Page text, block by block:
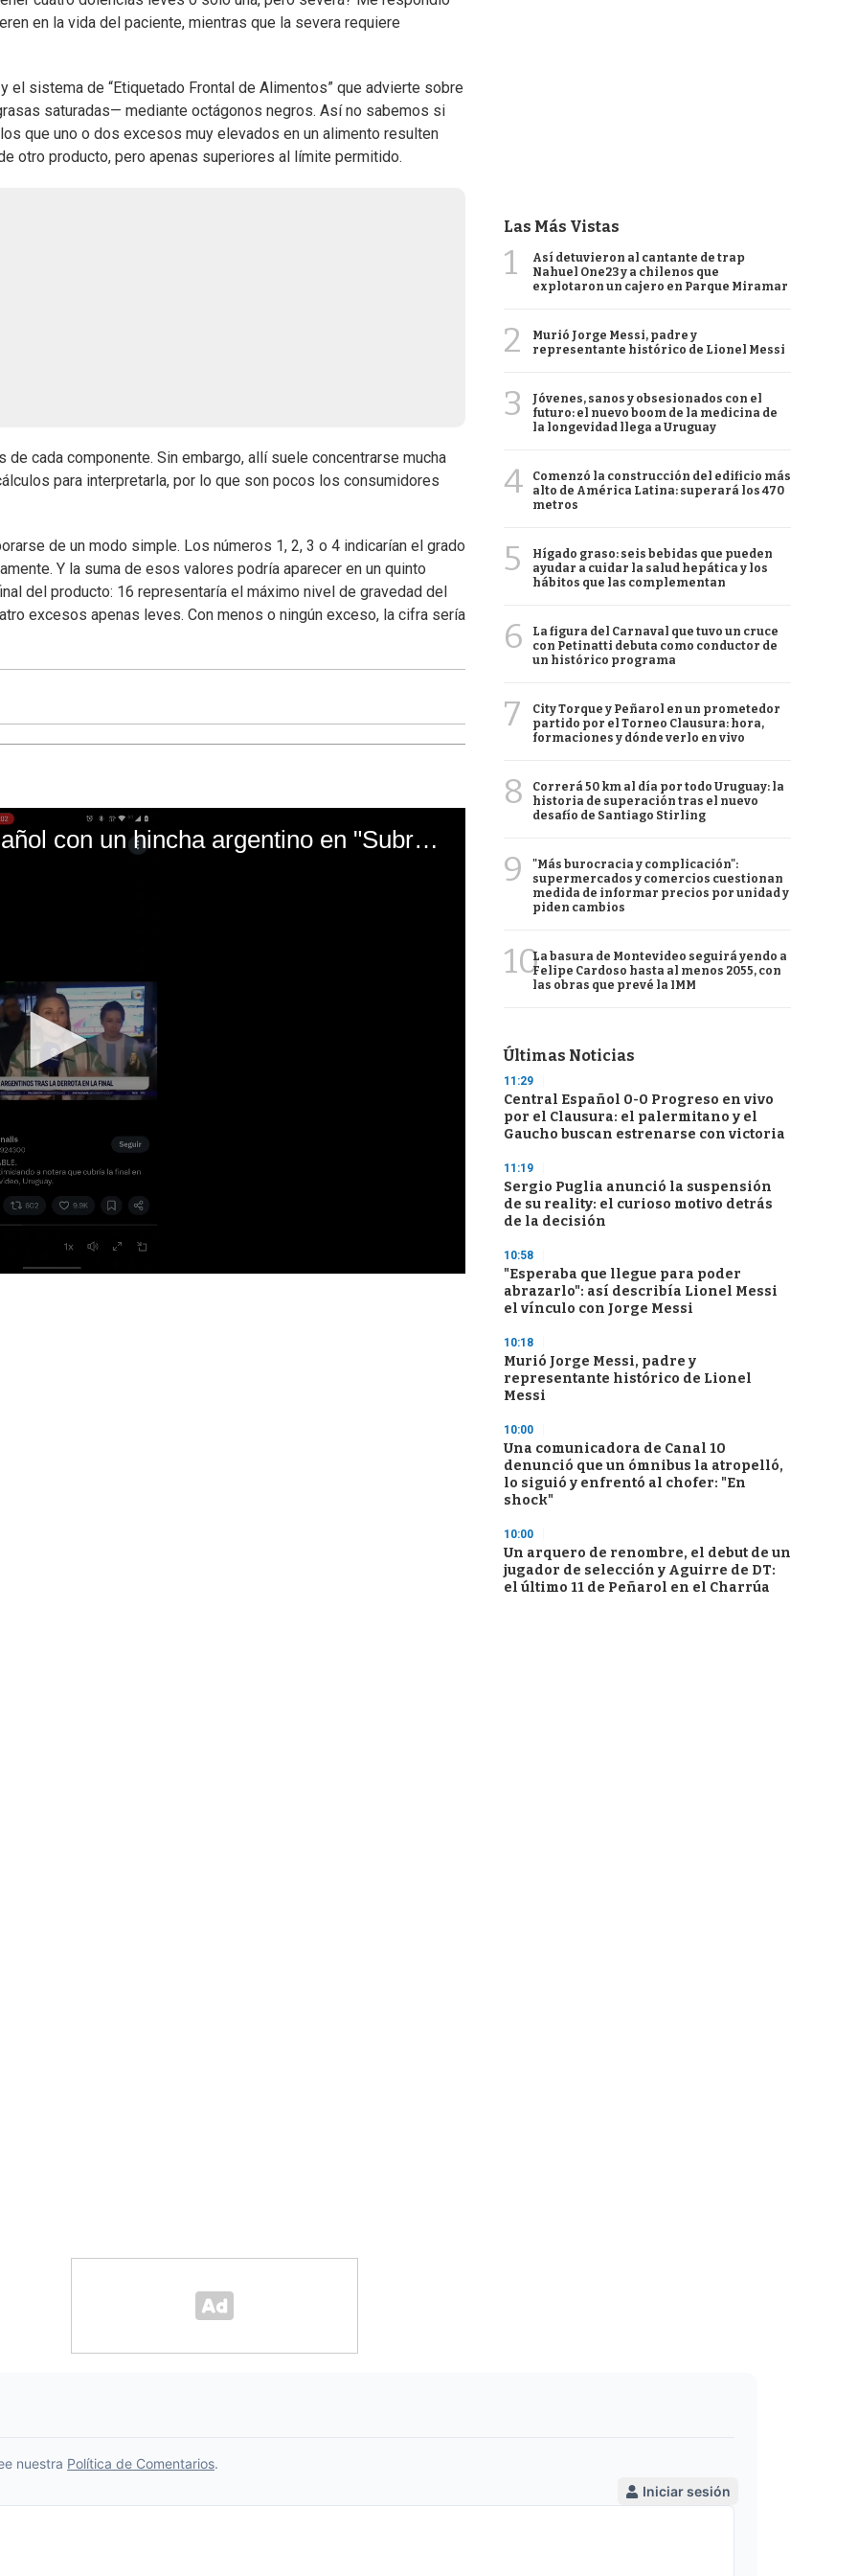
en la vida del paciente, mientras que la severa requiere
el sistema de “Etiquetado Frontal de Alimentos” que advierte sobre
saturadas— mediante octágonos negros. Así no sabemos si
que uno o dos excesos muy elevados en un alimento resulten
otro producto, pero apenas superiores al límite permitido.
cada componente. Sin embargo, allí suele concentrarse mucha
para interpretarla, por lo que son pocos los consumidores
de un modo simple. Los números 1, 2, 3 o 4 indicarían el grado
Y la suma de esos valores podría aparecer en un quinto
del producto: 16 representaría el máximo nivel de gravedad del
excesos apenas leves. Con menos o ningún exceso, la cifra sería
El mal momento de Yanina Gasañol con un hincha argentino en "Subrayado"
Las Más Vistas
1
Así detuvieron al cantante de trap
Nahuel One23 y a chilenos que
explotaron un cajero en Parque Miramar
2
Murió Jorge Messi, padre y
representante histórico de Lionel Messi
3
Jóvenes, sanos y obsesionados con el
futuro: el nuevo boom de la medicina de
la longevidad llega a Uruguay
4
Comenzó la construcción del edificio más
alto de América Latina: superará los 470
metros
5
Hígado graso: seis bebidas que pueden
ayudar a cuidar la salud hepática y los
hábitos que las complementan
6
La figura del Carnaval que tuvo un cruce
con Petinatti debuta como conductor de
un histórico programa
7
City Torque y Peñarol en un prometedor
partido por el Torneo Clausura: hora,
formaciones y dónde verlo en vivo
8
Correrá 50 km al día por todo Uruguay: la
historia de superación tras el nuevo
desafío de Santiago Stirling
9
"Más burocracia y complicación":
supermercados y comercios cuestionan
medida de informar precios por unidad y
piden cambios
10La basura de Montevideo seguirá yendo a
Felipe Cardoso hasta al menos 2055, con
las obras que prevé la IMM
Últimas Noticias
11:29
Central Español 0-0 Progreso en vivo
por el Clausura: el palermitano y el
Gaucho buscan estrenarse con victoria
11:19
Sergio Puglia anunció la suspensión
de su reality: el curioso motivo detrás
de la decisión
10:58
"Esperaba que llegue para poder
abrazarlo": así describía Lionel Messi
el vínculo con Jorge Messi
10:18
Murió Jorge Messi, padre y
representante histórico de Lionel
Messi
10:00
Una comunicadora de Canal 10
denunció que un ómnibus la atropelló,
lo siguió y enfrentó al chofer: "En
shock"
10:00
Un arquero de renombre, el debut de un
jugador de selección y Aguirre de DT:
el último 11 de Peñarol en el Charrúa